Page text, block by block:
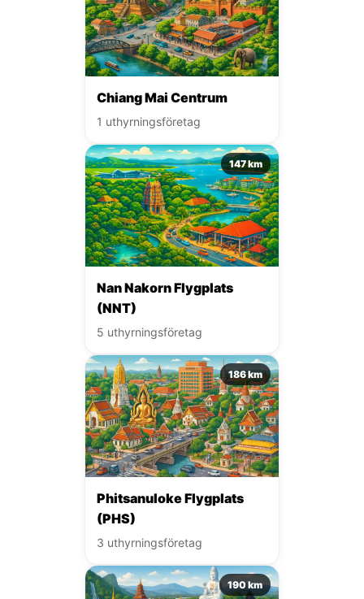
Chiang Mai Centrum
1 uthyrningsföretag
147 km
Nan Nakorn Flygplats
(NNT)
5 uthyrningsföretag
186 km
Phitsanuloke Flygplats
(PHS)
3 uthyrningsföretag
190 km